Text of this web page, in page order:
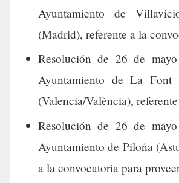
Ayuntamiento de
(Madrid), referente a la
Resolución de 26 de
Ayuntamiento de La Font
(Valencia/València),
Resolución de 26 de
Ayuntamiento de Piloña
a la convocatoria para